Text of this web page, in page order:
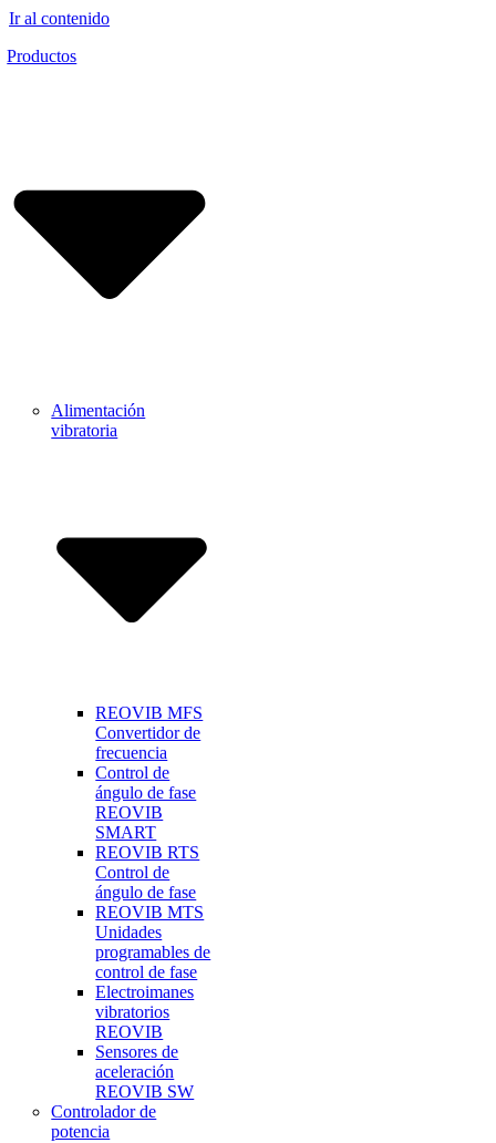
Ir al contenido
Productos
Alimentación
vibratoria
REOVIB MFS
Convertidor de
frecuencia
Control de
ángulo de fase
REOVIB
SMART
REOVIB RTS
Control de
ángulo de fase
REOVIB MTS
Unidades
programables de
control de fase
Electroimanes
vibratorios
REOVIB
Sensores de
aceleración
REOVIB SW
Controlador de
potencia